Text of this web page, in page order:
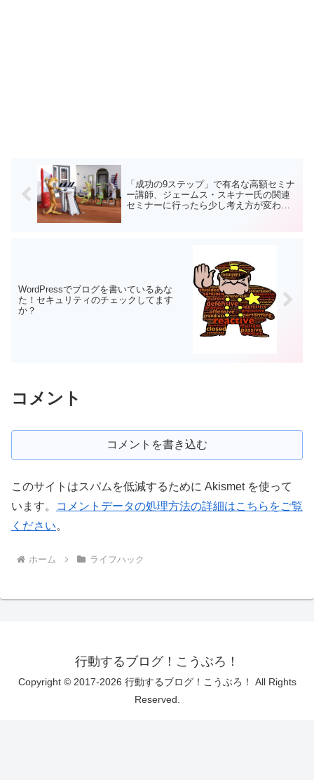
「成功の9ステップ」で有名な高額セミナ
ー講師、ジェームス・スキナー氏の関連
セミナーに行ったら少し考え方が変わっ
WordPressでブログを書いているあな
た！セキュリティのチェックしてます
か？
コメント
コメントを書き込む
このサイトはスパムを低減するために Akismet を使って
います。
コメントデータの処理方法の詳細はこちらをご覧
ください。
ホーム ライフハック
行動するブログ！こうぶろ！
Copyright © 2017-2026 行動するブログ！こうぶろ！ All Rights
Reserved.